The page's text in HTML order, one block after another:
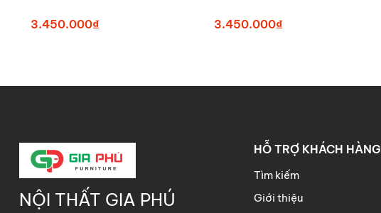
3.450.000₫ 3.450.000₫
NỘI THẤT GIA PHÚ
HỖ TRỢ KHÁCH HÀNG
Tìm kiếm
Giới thiệu